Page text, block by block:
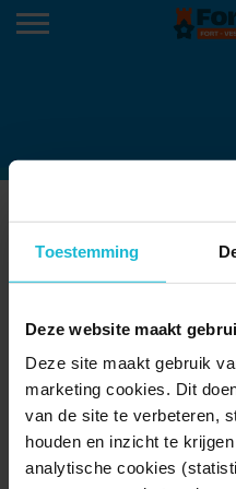
Toestemming
Deze website maakt
Deze site maakt gebruik
marketing cookies. Dit
van de site te verbeteren,
houden en inzicht te
analytische cookies